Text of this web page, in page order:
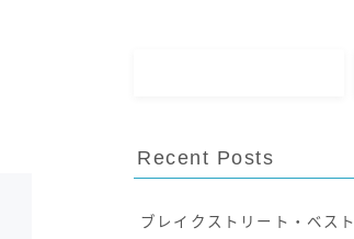
Recent Posts
ブレイクストリート・ベスト